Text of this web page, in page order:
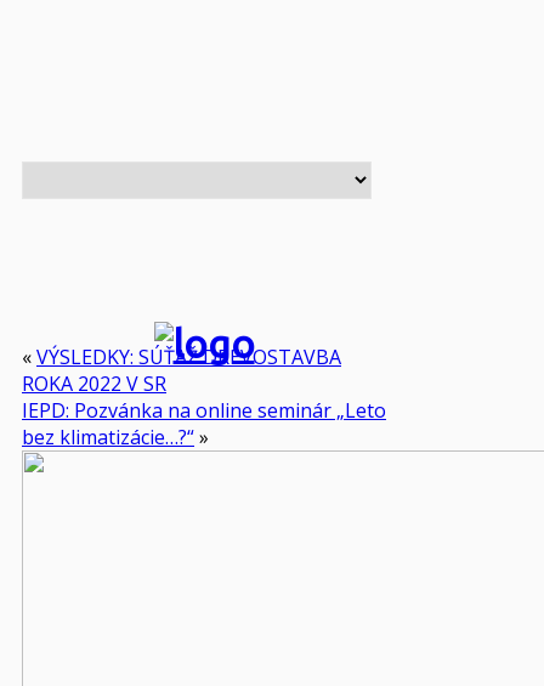
«VÝSLEDKY: SÚŤAŽ DREVOSTAVBA
ROKA 2022 V SR
IEPD: Pozvánka na online seminár „Leto
bez klimatizácie…?“»